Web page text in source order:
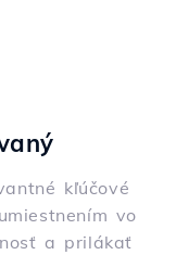
kľúčové
vo
a prilákať